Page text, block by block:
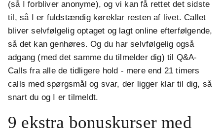
(så I forbliver anonyme), og vi kan få rettet det sidste
til, så I er fuldstændig køreklar resten af livet. Callet
bliver selvfølgelig optaget og lagt online efterfølgende,
så det kan genhøres. Og du har selvfølgelig også
adgang (med det samme du tilmelder dig) til Q&A-
Calls fra alle de tidligere hold - mere end 21 timers
calls med spørgsmål og svar, der ligger klar til dig, så
snart du og I er tilmeldt.
9 ekstra bonuskurser med